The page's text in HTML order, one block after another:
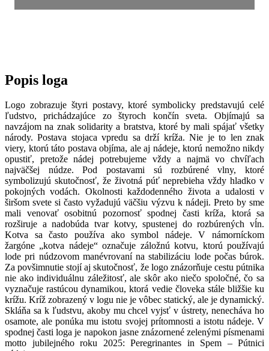
Popis loga
Logo zobrazuje štyri postavy, ktoré symbolicky predstavujú celé
ľudstvo, prichádzajúce zo štyroch končín sveta. Objímajú sa
navzájom na znak solidarity a bratstva, ktoré by mali spájať všetky
národy. Postava stojaca vpredu sa drží kríža. Nie je to len znak
viery, ktorú táto postava objíma, ale aj nádeje, ktorú nemožno nikdy
opustiť, pretože nádej potrebujeme vždy a najmä vo chvíľach
najväčšej núdze. Pod postavami sú rozbúrené vlny, ktoré
symbolizujú skutočnosť, že životná púť neprebieha vždy hladko v
pokojných vodách. Okolnosti každodenného života a udalosti v
širšom svete si často vyžadujú väčšiu výzvu k nádeji. Preto by sme
mali venovať osobitnú pozornosť spodnej časti kríža, ktorá sa
rozširuje a nadobúda tvar kotvy, spustenej do rozbúrených vĺn.
Kotva sa často používa ako symbol nádeje. V námorníckom
žargóne „kotva nádeje“ označuje záložnú kotvu, ktorú používajú
lode pri núdzovom manévrovaní na stabilizáciu lode počas búrok.
Za povšimnutie stojí aj skutočnosť, že logo znázorňuje cestu pútnika
nie ako individuálnu záležitosť, ale skôr ako niečo spoločné, čo sa
vyznačuje rastúcou dynamikou, ktorá vedie človeka stále bližšie ku
krížu. Kríž zobrazený v logu nie je vôbec statický, ale je dynamický.
Skláňa sa k ľudstvu, akoby mu chcel vyjsť v ústrety, nenecháva ho
osamote, ale ponúka mu istotu svojej prítomnosti a istotu nádeje. V
spodnej časti loga je napokon jasne znázornené zelenými písmenami
motto jubilejného roku 2025: Peregrinantes in Spem – Pútnici